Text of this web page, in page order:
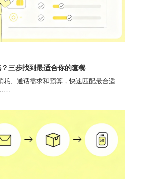
三步找到最适合你的套餐
耗、通话需求和预算，快速匹配最合适
……